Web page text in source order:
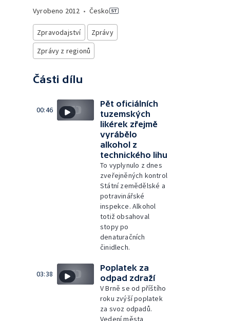
Vyrobeno 2012 • Česko
Zpravodajství
Zprávy
Zprávy z regionů
Části dílu
00:46
Pět oficiálních
tuzemských
likérek zřejmě
vyrábělo
alkohol z
technického lihu
To vyplynulo z dnes
zveřejněných kontrol
Státní zemědělské a
potravinářské
inspekce. Alkohol
totiž obsahoval
stopy po
denaturačních
činidlech.
03:38
Poplatek za
odpad zdraží
V Brně se od příštího
roku zvýší poplatek
za svoz odpadů.
Vedení města